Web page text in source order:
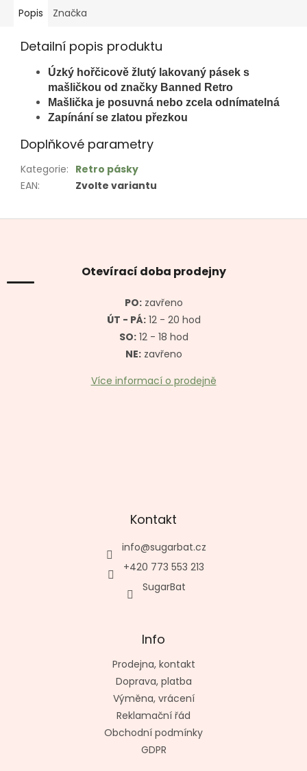
Popis Značka
Detailní popis produktu
Úzký hořčicově žlutý lakovaný pásek s
mašličkou od značky Banned Retro
Mašlička je posuvná nebo zcela odnímatelná
Zapínání se zlatou přezkou
Doplňkové parametry
Kategorie: Retro pásky
EAN: Zvolte variantu
Z
Otevírací doba prodejny
PO:zavřeno
ÚT - PÁ:12 - 20 hod
SO:12 - 18 hod
NE:zavřeno
Více informací o prodejně
Kontakt
info@sugarbat.cz
+420 773 553 213
SugarBat
Info
Prodejna, kontakt
Doprava, platba
Výměna, vrácení
Reklamační řád
Obchodní podmínky
GDPR